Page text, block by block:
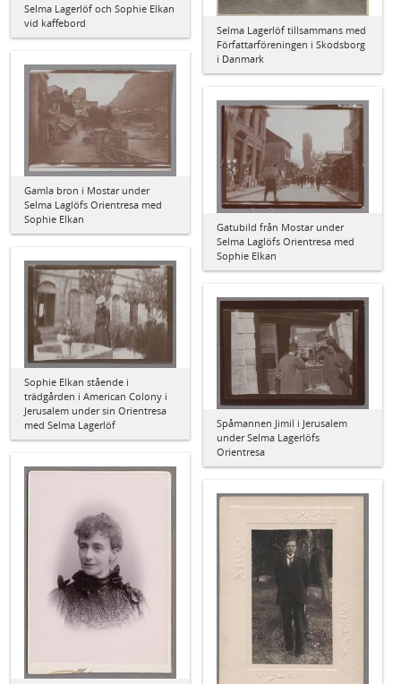
Selma Lagerlöf och Sophie Elkan
vid kaffebord
Selma Lagerlöf tillsammans med
Författarföreningen i Skodsborg
i Danmark
Gamla bron i Mostar under
Selma Laglöfs Orientresa med
Sophie Elkan
Gatubild från Mostar under
Selma Laglöfs Orientresa med
Sophie Elkan
Sophie Elkan stående i
trädgården i American Colony i
Jerusalem under sin Orientresa
med Selma Lagerlöf
Spåmannen Jimil i Jerusalem
under Selma Lagerlöfs
Orientresa